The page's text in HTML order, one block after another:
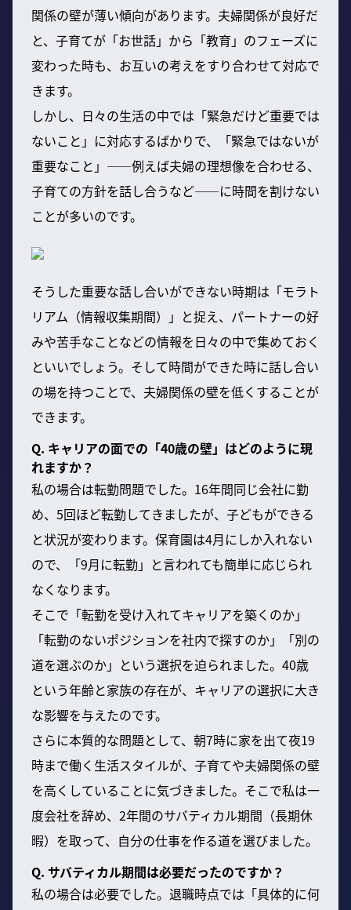
関係の壁が薄い傾向があります。夫婦関係が良好だ
と、子育てが「お世話」から「教育」のフェーズに
変わった時も、お互いの考えをすり合わせて対応で
きます。
しかし、日々の生活の中では「緊急だけど重要では
ないこと」に対応するばかりで、「緊急ではないが
重要なこと」——例えば夫婦の理想像を合わせる、
子育ての方針を話し合うなど——に時間を割けない
ことが多いのです。
そうした重要な話し合いができない時期は「モラト
リアム（情報収集期間）」と捉え、パートナーの好
みや苦手なことなどの情報を日々の中で集めておく
といいでしょう。そして時間ができた時に話し合い
の場を持つことで、夫婦関係の壁を低くすることが
できます。
Q. キャリアの面での「40歳の壁」はどのように現
れますか？
私の場合は転勤問題でした。16年間同じ会社に勤
め、5回ほど転勤してきましたが、子どもができる
と状況が変わります。保育園は4月にしか入れない
ので、「9月に転勤」と言われても簡単に応じられ
なくなります。
そこで「転勤を受け入れてキャリアを築くのか」
「転勤のないポジションを社内で探すのか」「別の
道を選ぶのか」という選択を迫られました。40歳
という年齢と家族の存在が、キャリアの選択に大き
な影響を与えたのです。
さらに本質的な問題として、朝7時に家を出て夜19
時まで働く生活スタイルが、子育てや夫婦関係の壁
を高くしていることに気づきました。そこで私は一
度会社を辞め、2年間のサバティカル期間（長期休
暇）を取って、自分の仕事を作る道を選びました。
Q. サバティカル期間は必要だったのですか？
私の場合は必要でした。退職時点では「具体的に何